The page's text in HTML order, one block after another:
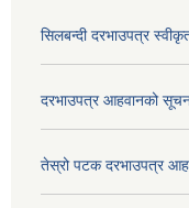
सिलबन्दी दरभाउपत्र
दरभाउपत्र आहवानको
तेस्रो पटक दरभाउपत्र